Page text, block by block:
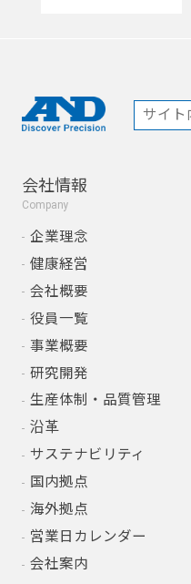
会社情報
Company
企業理念
健康経営
会社概要
役員一覧
事業概要
研究開発
生産体制・品質管理
沿革
サステナビリティ
国内拠点
海外拠点
営業日カレンダー
会社案内